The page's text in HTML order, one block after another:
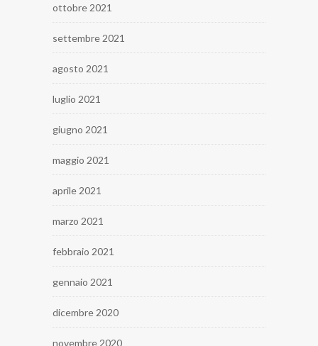
ottobre 2021
settembre 2021
agosto 2021
luglio 2021
giugno 2021
maggio 2021
aprile 2021
marzo 2021
febbraio 2021
gennaio 2021
dicembre 2020
novembre 2020